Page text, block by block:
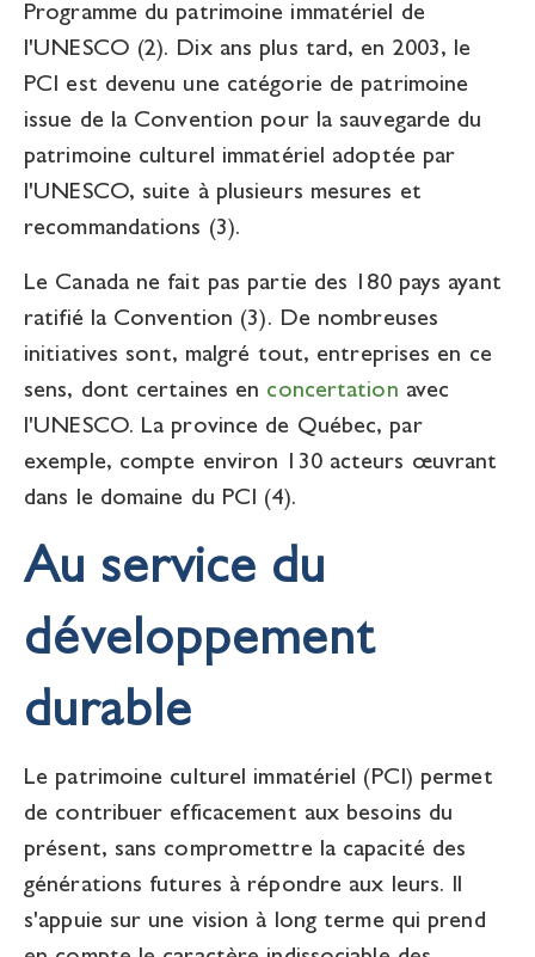
Programme du patrimoine immatériel de
l'UNESCO (2). Dix ans plus tard, en 2003, le
PCI est devenu une catégorie de patrimoine
issue de la Convention pour la sauvegarde du
patrimoine culturel immatériel adoptée par
l'UNESCO, suite à plusieurs mesures et
recommandations (3).
Le Canada ne fait pas partie des 180 pays ayant
ratifié la Convention (3). De nombreuses
initiatives sont, malgré tout, entreprises en ce
sens, dont certaines en concertation avec
l'UNESCO. La province de Québec, par
exemple, compte environ 130 acteurs œuvrant
dans le domaine du PCI (4).
Au service du
développement
durable
Le patrimoine culturel immatériel (PCI) permet
de contribuer efficacement aux besoins du
présent, sans compromettre la capacité des
générations futures à répondre aux leurs. Il
s'appuie sur une vision à long terme qui prend